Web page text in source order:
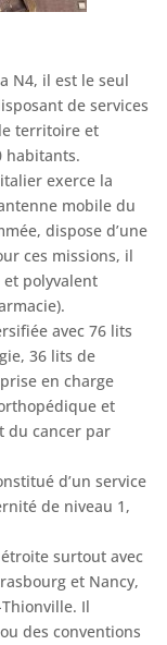
N4, il est le seul
de services
territoire et
habitants.
exerce la
mobile du
dispose d’une
ces missions, il
polyvalent
avec 76 lits
36 lits de
en charge
et
du cancer par
d’un service
de niveau 1,
surtout avec
et Nancy,
Il
des conventions